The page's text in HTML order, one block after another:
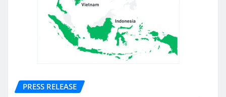
PRESS RELEASE